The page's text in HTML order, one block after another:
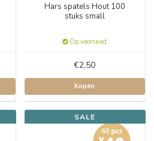
Hars spatels Hout 100
stuks small
Op voorraad
€2,50
Kopen
SALE